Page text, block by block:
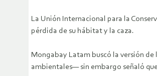
La Unión Internacional para la
pérdida de su hábitat y la caza.
Mongabay Latam buscó la versión
ambientales— sin embargo señaló